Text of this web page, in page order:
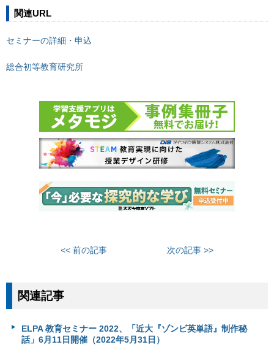
関連URL
セミナーの詳細・申込
総合初等教育研究所
<< 前の記事 次の記事 >>
関連記事
ELPA 教育セミナー 2022、「近大『ゾンビ英単語』制作秘
話」6月11日開催（2022年5月31日）